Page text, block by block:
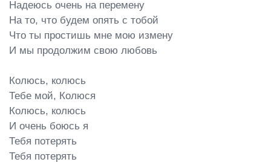
Надеюсь очень на перемену
На то, что будем опять с тобой
Что ты простишь мне мою измену
И мы продолжим свою любовь
Колюсь, колюсь
Тебе мой, Колюся
Колюсь, колюсь
И очень боюсь я
Тебя потерять
Тебя потерять